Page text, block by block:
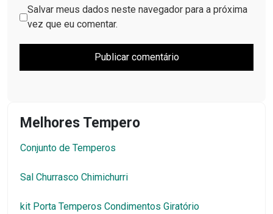
Salvar meus dados neste navegador para a próxima
vez que eu comentar.
Melhores Tempero
Conjunto de Temperos
Sal Churrasco Chimichurri
kit Porta Temperos Condimentos Giratório